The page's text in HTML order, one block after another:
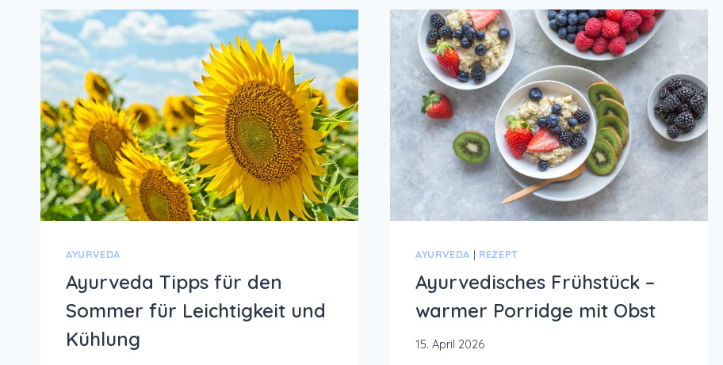
AYURVEDA
Ayurveda Tipps für den
Sommer für Leichtigkeit und
Kühlung
AYURVEDA | REZEPT
Ayurvedisches Frühstück –
warmer Porridge mit Obst
15. April 2026